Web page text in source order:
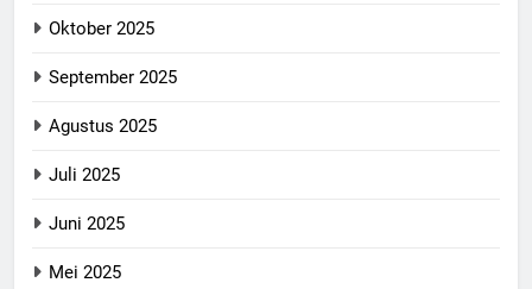
Oktober 2025
September 2025
Agustus 2025
Juli 2025
Juni 2025
Mei 2025